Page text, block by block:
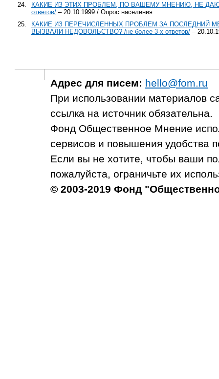
24.
КАКИЕ ИЗ ЭТИХ ПРОБЛЕМ, ПО ВАШЕМУ МНЕНИЮ, НЕ
ответов/ – 20.10.1999 / Опрос населения
25.
КАКИЕ ИЗ ПЕРЕЧИСЛЕННЫХ ПРОБЛЕМ ЗА ПОСЛЕДНИЙ
ВЫЗВАЛИ НЕДОВОЛЬСТВО? /не более 3-х ответов/ –
Адрес для писем: hello@fom.ru
При использовании материалов
ссылка на источник обязательна.
Фонд Общественное Мнение
сервисов и повышения удобства
Если вы не хотите, чтобы ваши
пожалуйста, ограничьте их
© 2003-2019 Фонд